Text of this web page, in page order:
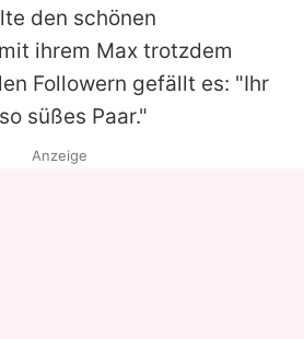
den schönen
ihrem Max trotzdem
Followern gefällt es: "Ihr
süßes Paar."
Anzeige